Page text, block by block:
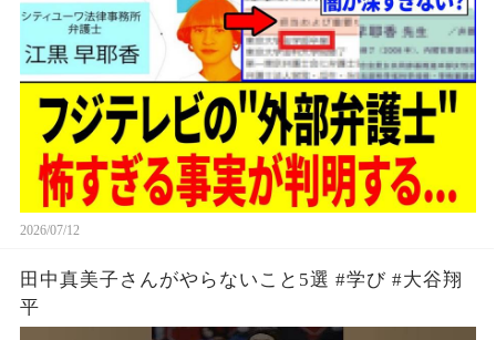
2026/07/12
田中真美子さんがやらないこと5選 #学び #大谷翔
平